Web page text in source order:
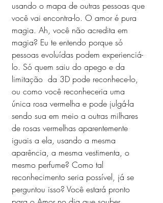
usando o mapa de outras pessoas que
você vai encontra-lo. O amor é pura
magia. Ah, você não acredita em
magia? Eu te entendo porque só
pessoas evoluídas podem experienciá-
lo. Só quem saiu do apego e da
limitação  da 3D pode reconhece-lo,
ou como você reconheceria uma
única rosa vermelha e pode julgá-la
sendo sua em meio a outras milhares
de rosas vermelhas aparentemente
iguais a ela, usando a mesma
aparência, a mesma vestimenta, o
mesmo perfume? Como tal
reconhecimento seria possível, já se
perguntou isso? Você estará pronto